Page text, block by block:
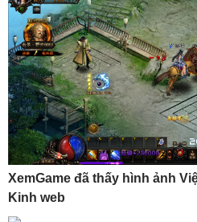
XemGame đã thấy hình ảnh
Kinh web